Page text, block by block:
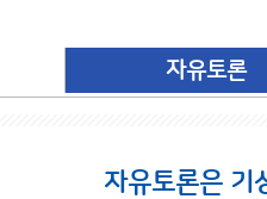
자유토론
자유토론은 기